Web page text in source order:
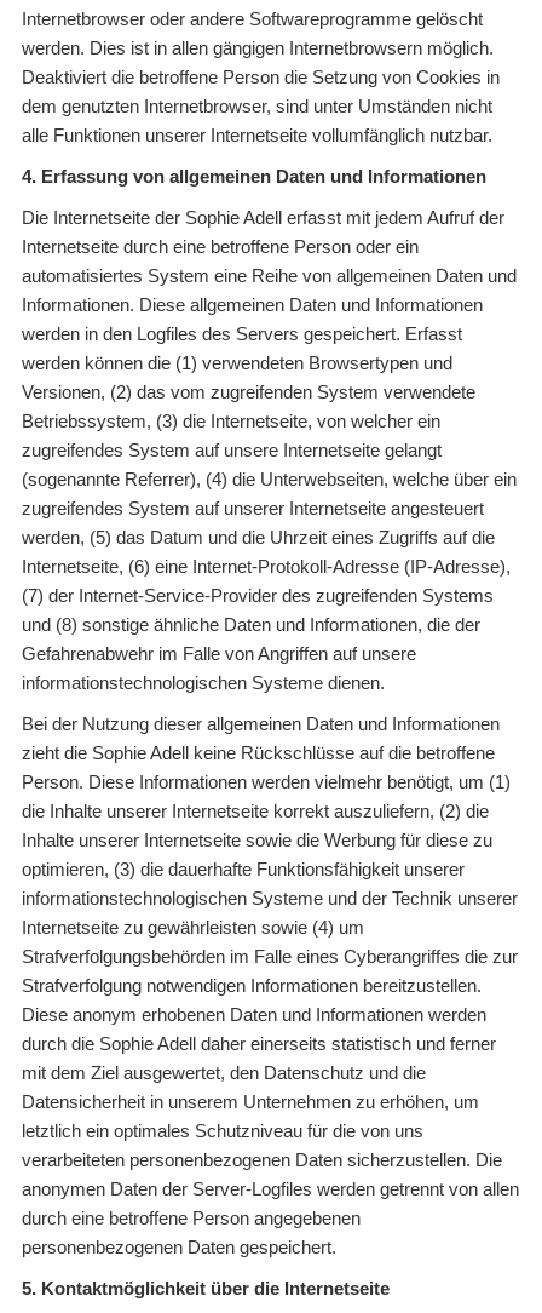
Internetbrowser oder andere Softwareprogramme gelöscht
werden. Dies ist in allen gängigen Internetbrowsern möglich.
Deaktiviert die betroffene Person die Setzung von Cookies in
dem genutzten Internetbrowser, sind unter Umständen nicht
alle Funktionen unserer Internetseite vollumfänglich nutzbar.
4. Erfassung von allgemeinen Daten und Informationen
Die Internetseite der Sophie Adell erfasst mit jedem Aufruf der
Internetseite durch eine betroffene Person oder ein
automatisiertes System eine Reihe von allgemeinen Daten und
Informationen. Diese allgemeinen Daten und Informationen
werden in den Logfiles des Servers gespeichert. Erfasst
werden können die (1) verwendeten Browsertypen und
Versionen, (2) das vom zugreifenden System verwendete
Betriebssystem, (3) die Internetseite, von welcher ein
zugreifendes System auf unsere Internetseite gelangt
(sogenannte Referrer), (4) die Unterwebseiten, welche über ein
zugreifendes System auf unserer Internetseite angesteuert
werden, (5) das Datum und die Uhrzeit eines Zugriffs auf die
Internetseite, (6) eine Internet-Protokoll-Adresse (IP-Adresse),
(7) der Internet-Service-Provider des zugreifenden Systems
und (8) sonstige ähnliche Daten und Informationen, die der
Gefahrenabwehr im Falle von Angriffen auf unsere
informationstechnologischen Systeme dienen.
Bei der Nutzung dieser allgemeinen Daten und Informationen
zieht die Sophie Adell keine Rückschlüsse auf die betroffene
Person. Diese Informationen werden vielmehr benötigt, um (1)
die Inhalte unserer Internetseite korrekt auszuliefern, (2) die
Inhalte unserer Internetseite sowie die Werbung für diese zu
optimieren, (3) die dauerhafte Funktionsfähigkeit unserer
informationstechnologischen Systeme und der Technik unserer
Internetseite zu gewährleisten sowie (4) um
Strafverfolgungsbehörden im Falle eines Cyberangriffes die zur
Strafverfolgung notwendigen Informationen bereitzustellen.
Diese anonym erhobenen Daten und Informationen werden
durch die Sophie Adell daher einerseits statistisch und ferner
mit dem Ziel ausgewertet, den Datenschutz und die
Datensicherheit in unserem Unternehmen zu erhöhen, um
letztlich ein optimales Schutzniveau für die von uns
verarbeiteten personenbezogenen Daten sicherzustellen. Die
anonymen Daten der Server-Logfiles werden getrennt von allen
durch eine betroffene Person angegebenen
personenbezogenen Daten gespeichert.
5. Kontaktmöglichkeit über die Internetseite